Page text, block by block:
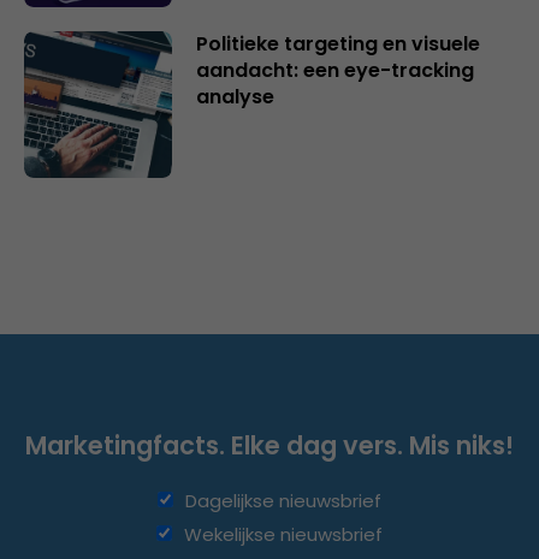
Politieke targeting en visuele
aandacht: een eye-tracking
analyse
Marketingfacts. Elke dag vers. Mis niks!
Dagelijkse nieuwsbrief
Wekelijkse nieuwsbrief